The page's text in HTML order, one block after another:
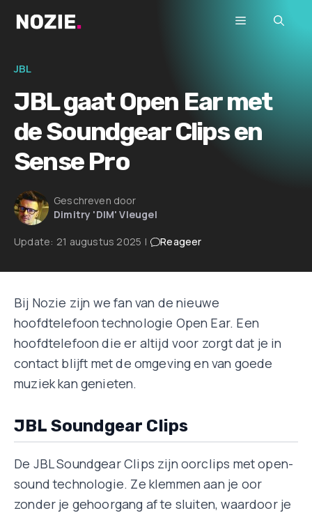
naar
inhoud
Menu
JBL
JBL gaat Open Ear met
de Soundgear Clips en
Sense Pro
Geschreven door
Dimitry 'DIM' Vleugel
Update: 21 augustus 2025 | Reageer
Bij Nozie zijn we fan van de nieuwe
hoofdtelefoon technologie Open Ear. Een
hoofdtelefoon die er altijd voor zorgt dat je in
contact blijft met de omgeving en van goede
muziek kan genieten.
JBL Soundgear Clips
De JBL Soundgear Clips zijn oorclips met open-
sound technologie. Ze klemmen aan je oor
zonder je gehoorgang af te sluiten, waardoor je